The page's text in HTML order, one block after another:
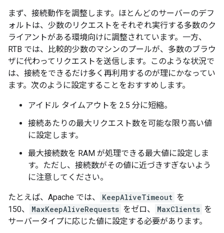
まず、接続動作を調整します。ほとんどのサーバーのデフ
ォルトは、少数のリクエストをそれぞれ実行する多数のク
ライアントがある環境向けに調整されています。一方、
RTB では、比較的少数のマシンのプールが、多数のブラウ
ザに代わってリクエストを送信します。このような状況で
は、接続をできるだけ多く再利用するのが理にかなってい
ます。次のように設定することをおすすめします。
アイドル タイムアウトを 2.5 分に短縮。
接続あたりの最大リクエスト数を可能な限り高い値
に設定します。
最大接続数を RAM が処理できる最大値に設定しま
す。ただし、接続数がその値に近づきすぎないよう
に注意してください。
たとえば、Apache では、 KeepAliveTimeout を
150、
MaxKeepAliveRequests をゼロ、 MaxClients を
サーバータイプに応じた値に設定する必要があります。